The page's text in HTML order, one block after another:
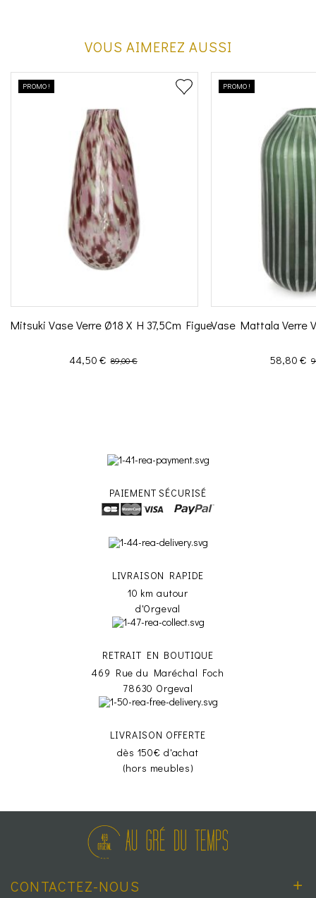
VOUS AIMEREZ AUSSI
PROMO !
Mitsuki Vase Verre Ø18 X H 37,5Cm Figue
Prix
44,50 € Prix de base
89,00 €
PROMO !
Vase Mattala Verre
Prix
58,80 €
PAIEMENT SÉCURISÉ
LIVRAISON RAPIDE
10 km autour
d'Orgeval
RETRAIT EN BOUTIQUE
469 Rue du Maréchal Foch
78630 Orgeval
LIVRAISON OFFERTE
dès 150€ d'achat
(hors meubles)
CONTACTEZ-NOUS